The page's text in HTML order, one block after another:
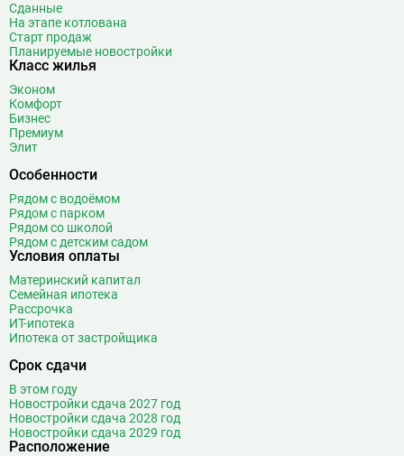
Сданные
На этапе котлована
Старт продаж
Планируемые новостройки
Класс жилья
Эконом
Комфорт
Бизнес
Премиум
Элит
Особенности
Рядом с водоёмом
Рядом с парком
Рядом со школой
Рядом с детским садом
Условия оплаты
Материнский капитал
Семейная ипотека
Рассрочка
ИТ-ипотека
Ипотека от застройщика
Срок сдачи
В этом году
Новостройки сдача 2027 год
Новостройки сдача 2028 год
Новостройки сдача 2029 год
Расположение